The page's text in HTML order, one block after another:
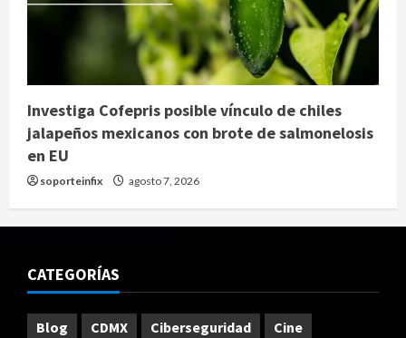
Investiga Cofepris posible vínculo de chiles
jalapeños mexicanos con brote de salmonelosis
en EU
soporteinfix agosto 7, 2026
CATEGORÍAS
Blog CDMX Ciberseguridad
Cine